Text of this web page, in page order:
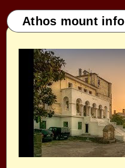
Athos mount info